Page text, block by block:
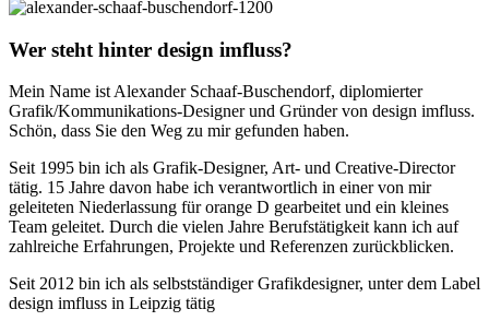
Wer steht hinter design imfluss?
Mein Name ist Alexander Schaaf-Buschendorf, diplomierter
Grafik/Kommunikations-Designer und Gründer von design imfluss.
Schön, dass Sie den Weg zu mir gefunden haben.
Seit 1995 bin ich als Grafik-Designer, Art- und Creative-Director
tätig. 15 Jahre davon habe ich verantwortlich in einer von mir
geleiteten Niederlassung für orange D gearbeitet und ein kleines
Team geleitet. Durch die vielen Jahre Berufstätigkeit kann ich auf
zahlreiche Erfahrungen, Projekte und Referenzen zurückblicken.
Seit 2012 bin ich als selbstständiger Grafikdesigner, unter dem Label
design imfluss in Leipzig tätig